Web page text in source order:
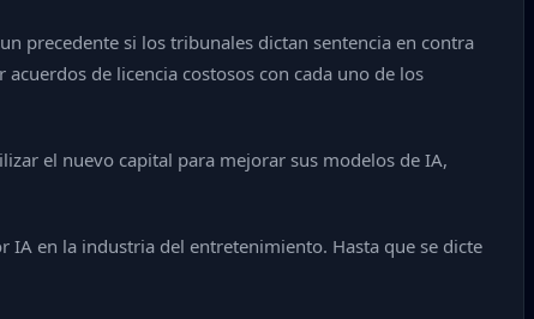
precedente si los tribunales dictan sentencia en contra
de licencia costosos con cada uno de los
el nuevo capital para mejorar sus modelos de IA,
en la industria del entretenimiento. Hasta que se dicte